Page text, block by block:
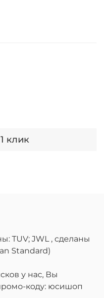
клик
TUV; JWL , сделаны
Standard)
у нас, Вы
коду: юсишоп